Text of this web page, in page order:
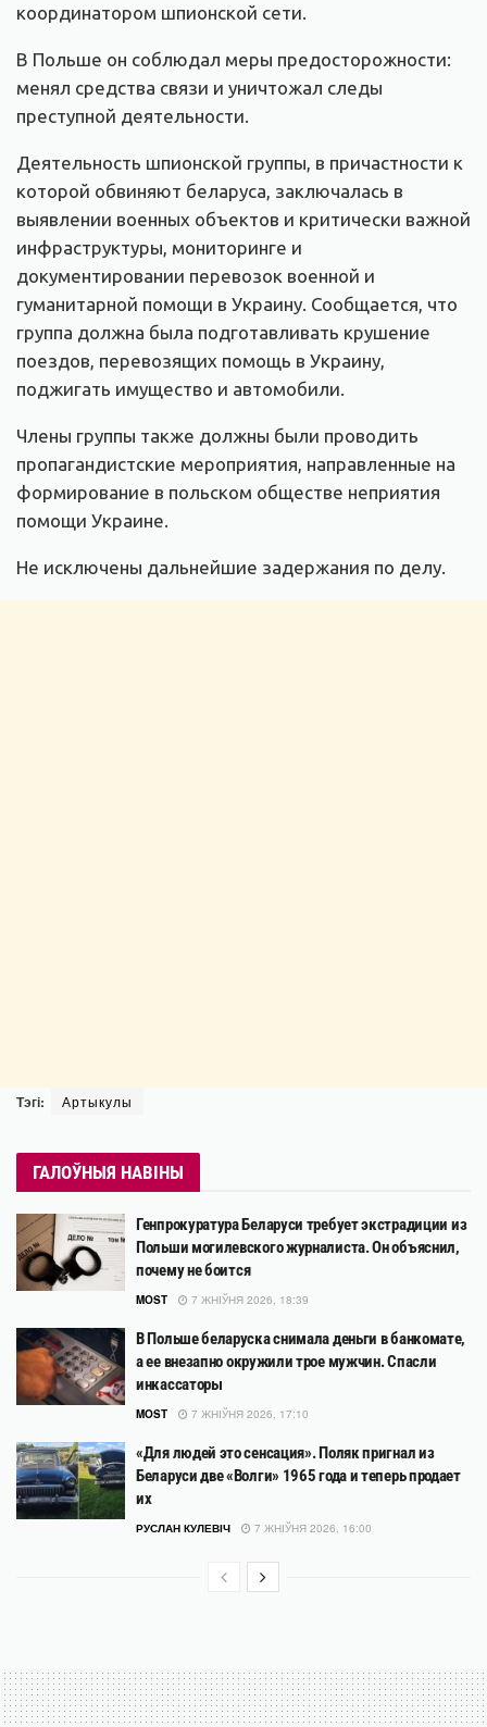
координатором шпионской сети.
В Польше он соблюдал меры предосторожности:
менял средства связи и уничтожал следы
преступной деятельности.
Деятельность шпионской группы, в причастности к
которой обвиняют беларуса, заключалась в
выявлении военных объектов и критически важной
инфраструктуры, мониторинге и
документировании перевозок военной и
гуманитарной помощи в Украину. Сообщается, что
группа должна была подготавливать крушение
поездов, перевозящих помощь в Украину,
поджигать имущество и автомобили.
Члены группы также должны были проводить
пропагандистские мероприятия, направленные на
формирование в польском обществе неприятия
помощи Украине.
Не исключены дальнейшие задержания по делу.
Тэгі: Артыкулы
ГАЛОЎНЫЯ НАВІНЫ
Генпрокуратура Беларуси требует экстрадиции из
Польши могилевского журналиста. Он объяснил,
почему не боится
MOST 7 ЖНІЎНЯ 2026, 18:39
В Польше беларуска снимала деньги в банкомате,
а ее внезапно окружили трое мужчин. Спасли
инкассаторы
MOST 7 ЖНІЎНЯ 2026, 17:10
«Для людей это сенсация». Поляк пригнал из
Беларуси две «Волги» 1965 года и теперь продает
их
РУСЛАН КУЛЕВІЧ 7 ЖНІЎНЯ 2026, 16:00